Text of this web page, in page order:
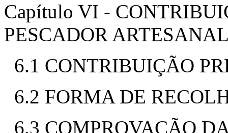
Capítulo VI -
PESCADOR
6.1 CONTRIBUIÇÃO
6.2 FORMA DE
6.3 COMPROVAÇÃO